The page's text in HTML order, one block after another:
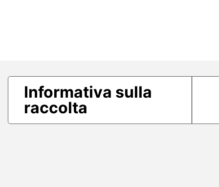
Informativa sulla
raccolta